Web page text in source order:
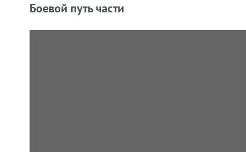
Боевой путь части